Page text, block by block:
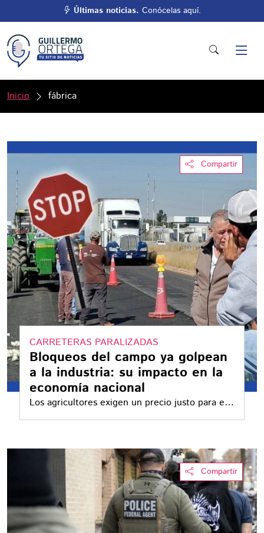
Últimas noticias. Conócelas aquí.
Inicio fábrica
Compartir
CARRETERAS PARALIZADAS
Bloqueos del campo ya golpean
a la industria: su impacto en la
economía nacional
Los agricultores exigen un precio justo para el
maíz, cuyo valor internacional ha caído cerca
Compartir